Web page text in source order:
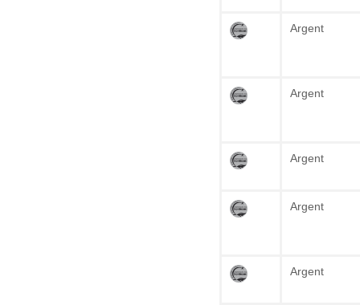
Argent
Argent
Argent
Argent
Argent